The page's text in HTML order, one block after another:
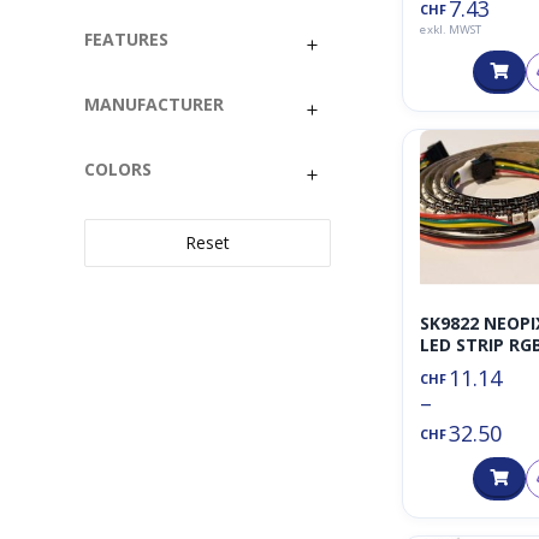
FEATURES
MANUFACTURER
COLORS
Reset
lau/Weiss
CHF 7.43
exkl. MWST
SK9822
LED STRIP
(RGB, 30/
144/M, 5V,
1M/2M/3M/5M,
OPT. IP67, Ä.
APA102)
CHF 11.14
–
CHF32.50